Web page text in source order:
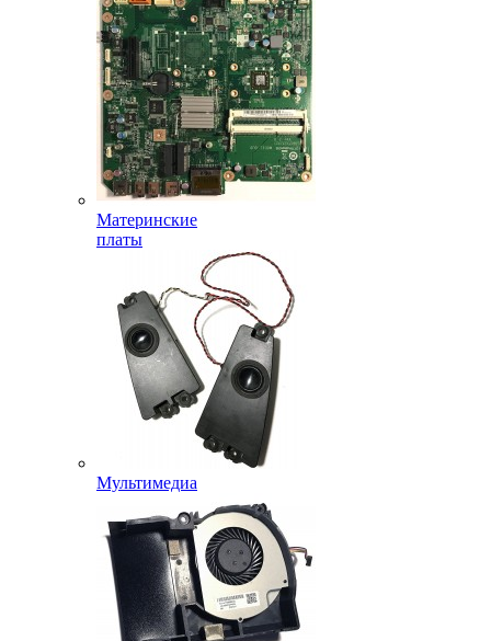
Материнские
платы
Мультимедиа